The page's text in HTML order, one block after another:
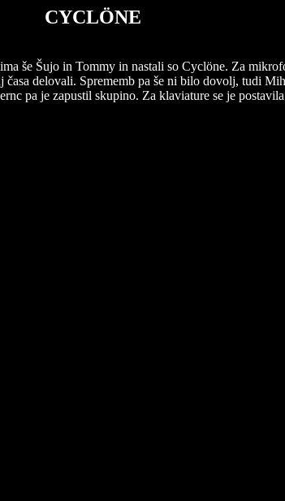
CYCLÖNE
še Šujo in Tommy in nastali so Cyclöne. Za
delovali. Sprememb pa še ni bilo dovolj, tudi
pa je zapustil skupino. Za klaviature se je